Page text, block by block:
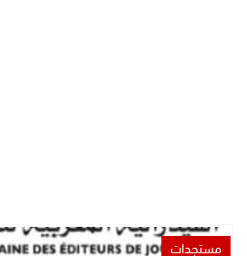
مستجدات